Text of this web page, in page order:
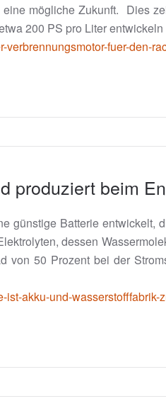
mögliche Zukunft. Dies
200 PS pro Liter
fuer-den-
produziert beim
günstige Batterie entwickelt,
dessen
von 50 Prozent bei der
ist-akku-und-wasserstofffabrik-